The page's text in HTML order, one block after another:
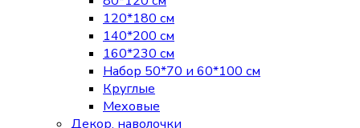
120*180 см
140*200 см
160*230 см
Набор 50*70 и 60*100 см
Круглые
Меховые
Декор. наволочки